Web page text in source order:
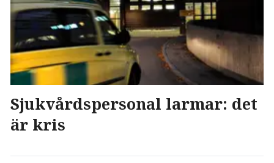
Sjukvårdspersonal larmar: det
är kris